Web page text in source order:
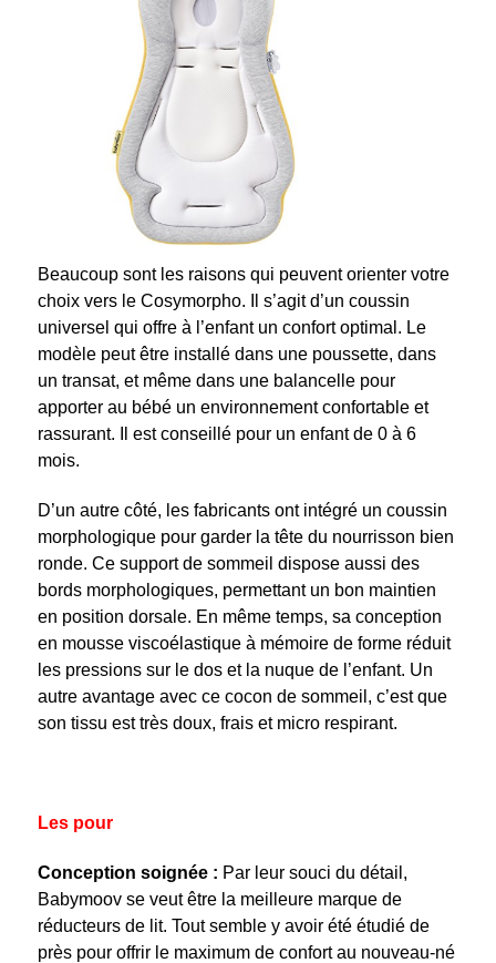
Beaucoup sont les raisons qui peuvent orienter votre
choix vers le Cosymorpho. Il s’agit d’un coussin
universel qui offre à l’enfant un confort optimal. Le
modèle peut être installé dans une poussette, dans
un transat, et même dans une balancelle pour
apporter au bébé un environnement confortable et
rassurant. Il est conseillé pour un enfant de 0 à 6
mois.
D’un autre côté, les fabricants ont intégré un coussin
morphologique pour garder la tête du nourrisson bien
ronde. Ce support de sommeil dispose aussi des
bords morphologiques, permettant un bon maintien
en position dorsale. En même temps, sa conception
en mousse viscoélastique à mémoire de forme réduit
les pressions sur le dos et la nuque de l’enfant. Un
autre avantage avec ce cocon de sommeil, c’est que
son tissu est très doux, frais et micro respirant.
Les pour
Conception soignée : Par leur souci du détail,
Babymoov se veut être la meilleure marque de
réducteurs de lit. Tout semble y avoir été étudié de
près pour offrir le maximum de confort au nouveau-né